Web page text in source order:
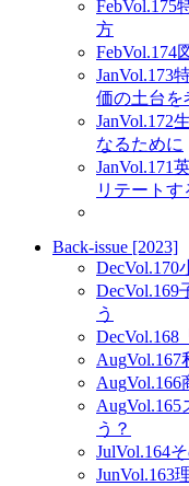
FebVol.175
方
FebVol.174
JanVol.173
価の土台を
JanVol.172
なるために
JanVol.171
リテートす
Back-issue [2023]
DecVol.170
DecVol.169
う
DecVol.168
AugVol.167
AugVol.166
AugVol.165
う？
JulVol.164
JunVol.163